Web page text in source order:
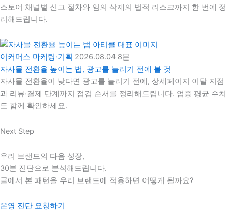
스토어 채널별 신고 절차와 임의 삭제의 법적 리스크까지 한 번에 정
리해드립니다.
이커머스 마케팅·기획 2026.08.04 8분
자사몰 전환율 높이는 법, 광고를 늘리기 전에 볼 것
자사몰 전환율이 낮다면 광고를 늘리기 전에, 상세페이지 이탈 지점
과 리뷰·결제 단계까지 점검 순서를 정리해드립니다. 업종 평균 수치
도 함께 확인하세요.
Next Step
우리 브랜드의 다음 성장,
30분 진단으로 분석해드립니다.
글에서 본 패턴을 우리 브랜드에 적용하면 어떻게 될까요?
운영 진단 요청하기